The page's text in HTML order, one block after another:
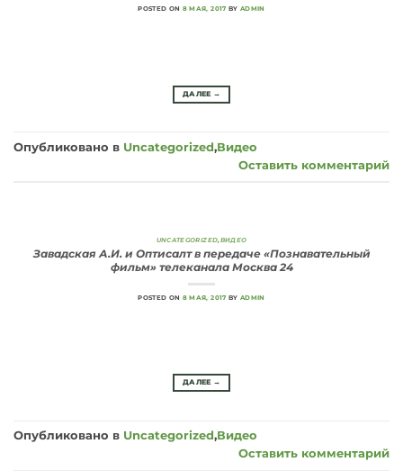
POSTED ON 8 МАЯ, 2017 BYADMIN
ДАЛЕЕ →
Опубликовано в Uncategorized,Видео
Оставить комментарий
UNCATEGORIZED,ВИДЕО
Завадская А.И. и Оптисалт в передаче «Познавательный
фильм» телеканала Москва 24
POSTED ON 8 МАЯ, 2017 BYADMIN
ДАЛЕЕ →
Опубликовано в Uncategorized,Видео
Оставить комментарий